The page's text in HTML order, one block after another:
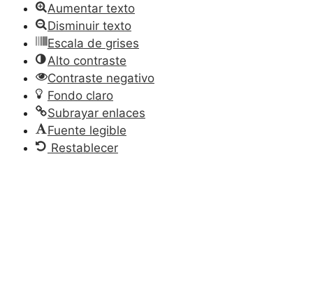
Aumentar texto
Disminuir texto
Escala de grises
Alto contraste
Contraste negativo
Fondo claro
Subrayar enlaces
Fuente legible
Restablecer